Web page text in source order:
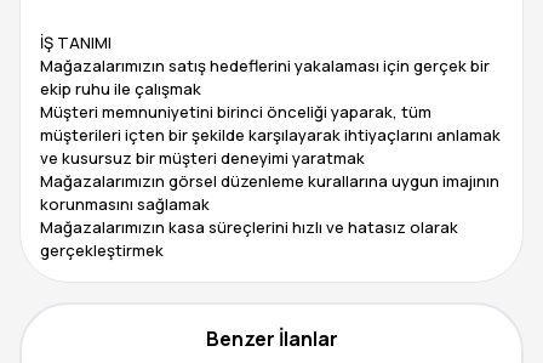
İŞ TANIMI
Mağazalarımızın satış hedeflerini yakalaması için gerçek bir
ekip ruhu ile çalışmak
Müşteri memnuniyetini birinci önceliği yaparak, tüm
müşterileri içten bir şekilde karşılayarak ihtiyaçlarını anlamak
ve kusursuz bir müşteri deneyimi yaratmak
Mağazalarımızın görsel düzenleme kurallarına uygun imajının
korunmasını sağlamak
Mağazalarımızın kasa süreçlerini hızlı ve hatasız olarak
Benzer İlanlar